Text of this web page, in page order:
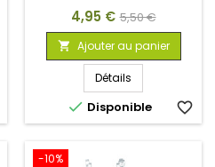
Prix
4,95 € Prix
de
base
5,50 €
 Ajouter au panier
Détails
 Disponible favorite_border
-10%